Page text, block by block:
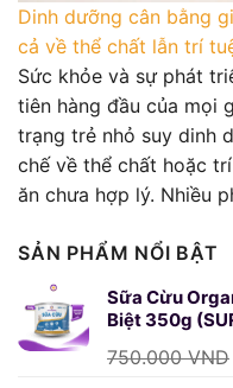
Dinh dưỡng cân bằng
cả về thể chất lẫn trí
Sức khỏe và sự phát
tiên hàng đầu của mọi
trạng trẻ nhỏ suy dinh
chế về thể chất hoặc
ăn chưa hợp lý. Nhiều
SẢN PHẨM NỔI BẬT
Sữa Cừu
Biệt 350g
750.000VND